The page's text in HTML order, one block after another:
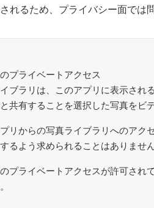
れるため、プライバシー面では
プライベートアクセス
ブラリは、このアプリに表示され
共有することを選択した写真をビ
リからの写真ライブラリへのアク
るよう求められることはありません
プライベートアクセスが許可され